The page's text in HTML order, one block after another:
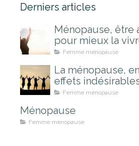
Derniers articles
Ménopause, être
pour mieux la
Femme ménopause
La ménopause,
effets
Femme ménopause
Ménopause
Femme ménopause